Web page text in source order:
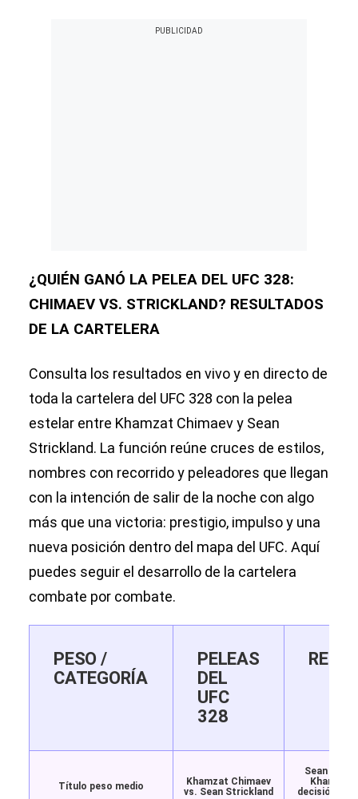
¿QUIÉN GANÓ LA PELEA DEL UFC 328:
CHIMAEV VS. STRICKLAND? RESULTADOS
DE LA CARTELERA
Consulta los resultados en vivo y en directo de
toda la cartelera del UFC 328 con la pelea
estelar entre Khamzat Chimaev y Sean
Strickland. La función reúne cruces de estilos,
nombres con recorrido y peleadores que llegan
con la intención de salir de la noche con algo
más que una victoria: prestigio, impulso y una
nueva posición dentro del mapa del UFC. Aquí
puedes seguir el desarrollo de la cartelera
combate por combate.
PESO /
CATEGORÍA
PELEAS
DEL
UFC
328
Título peso medio
Khamzat Chimaev
vs. Sean Strickland
Sean
Khamzat
decisión